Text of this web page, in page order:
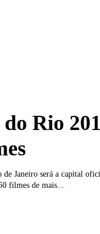
Rio
de Janeiro será a capital
filmes de mais...